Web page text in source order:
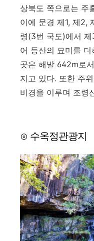
상북도 쪽으로는 주
이에 문경 제1, 제2,
령(3번 국도)에서
어 등산의 묘미를
곳은 해발 642m로
지고 있다. 또한 주
비경을 이루며 조령
⊙ 수옥정관광지